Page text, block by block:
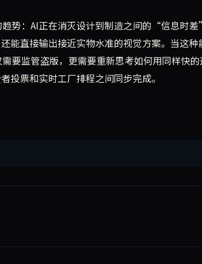
势：AI正在消灭设计到制造之间的“信息时
能直接输出接近实物水准的视觉方案。当这种
要监管盗版，更需要重新思考如何用同样快的
投票和实时工厂排程之间同步完成。